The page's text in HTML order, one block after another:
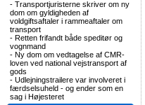
- Transportjuristerne skriver om ny
dom om gyldigheden af
voldgiftsaftaler i rammeaftaler om
transport
- Retten frifandt både speditør og
vognmand
- Ny dom om vedtagelse af CMR-
loven ved national vejstransport af
gods
- Udlejningstrailere var involveret i
færdselsuheld - og ender som en
sag i Højesteret